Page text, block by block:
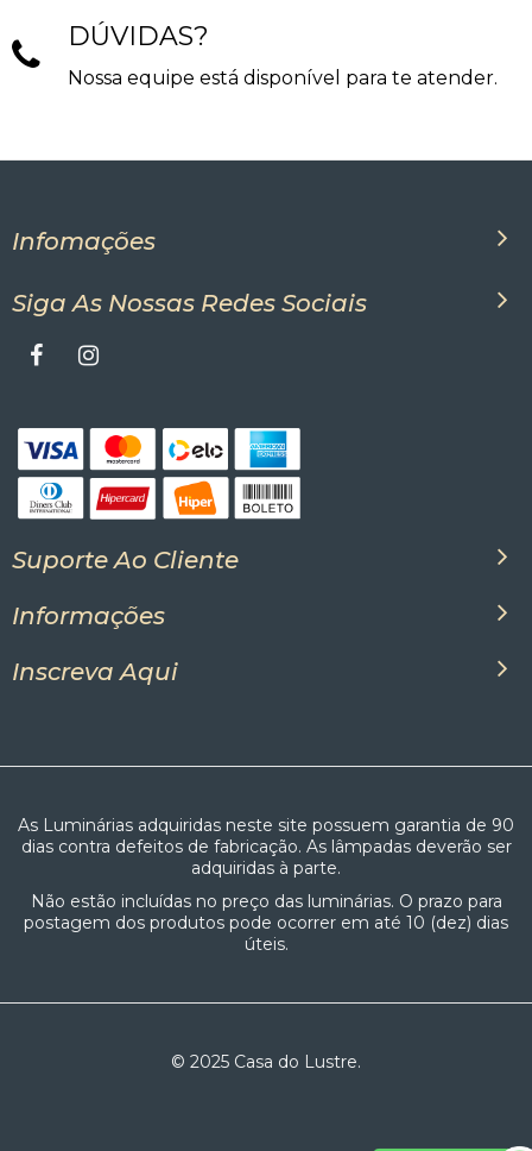
DÚVIDAS?
Nossa equipe está disponível para te atender.
Infomações
Siga As Nossas Redes Sociais
Suporte Ao Cliente
Informações
Inscreva Aqui
As Luminárias adquiridas neste site possuem garantia de 90
dias contra defeitos de fabricação. As lâmpadas deverão ser
adquiridas à parte.
Não estão incluídas no preço das luminárias. O prazo para
postagem dos produtos pode ocorrer em até 10 (dez) dias
úteis.
© 2025 Casa do Lustre.